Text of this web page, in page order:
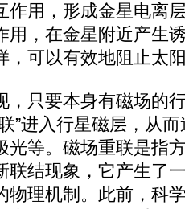
作用，形成金星电离
用，在金星附近产生
，可以有效地阻止太
只要本身有磁场的
”进入行星磁层，从
光等。磁场重联是指
联结现象，它产生了
物理机制。此前，科